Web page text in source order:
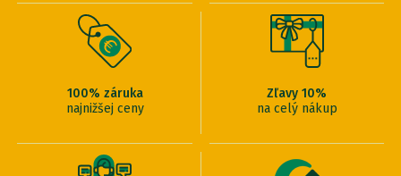
100% záruka
najnižšej ceny
Zľavy 10%
na celý nákup